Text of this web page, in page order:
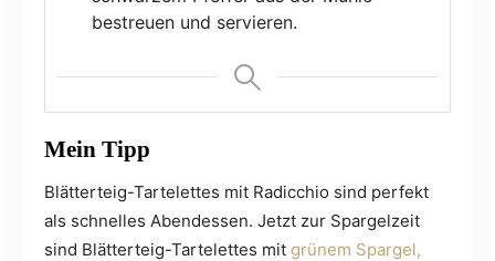
bestreuen und servieren.
Mein Tipp
Blätterteig-Tartelettes mit Radicchio sind perfekt
als schnelles Abendessen. Jetzt zur Spargelzeit
sind Blätterteig-Tartelettes mit grünem Spargel,